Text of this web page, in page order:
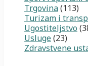
Trgovina(113)
Turizam i
Ugostiteljstvo
Usluge(23)
Zdravstvene